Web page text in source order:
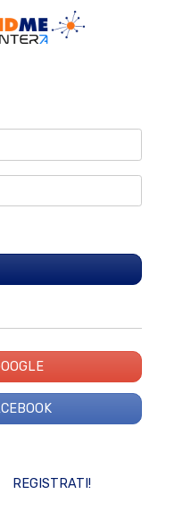
REGISTRATI!